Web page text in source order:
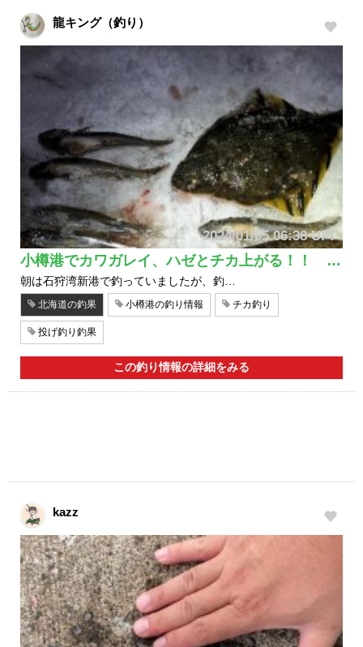
龍キング（釣り）
2024/01/05 06:38 UP!
小樽港でカワガレイ、ハゼとチカ上がる！！ …
朝は石狩湾新港で釣っていましたが、釣…
北海道の釣果 小樽港の釣り情報 チカ釣り
投げ釣り釣果
この釣り情報の詳細をみる
kazz